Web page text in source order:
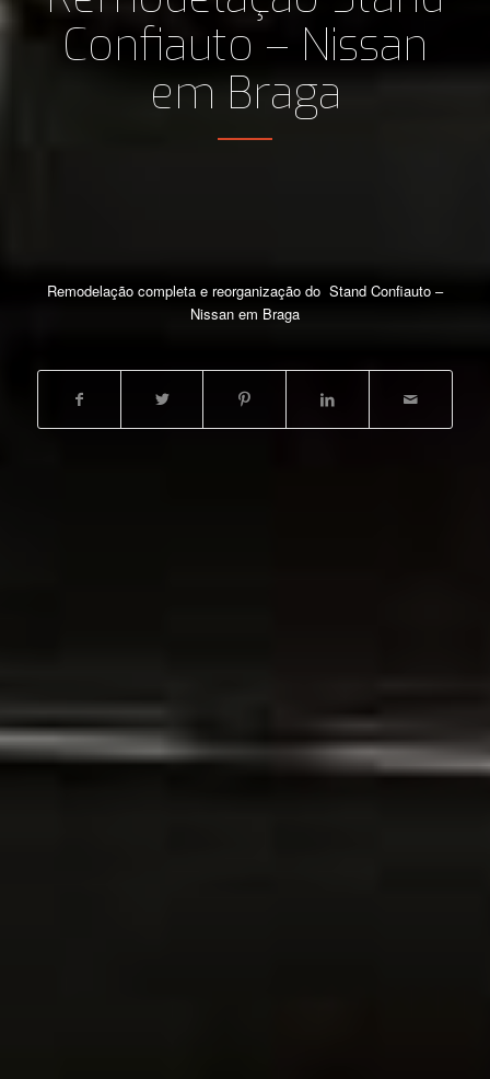
Confiauto – Nissan
em Braga
Remodelação completa e reorganização do Stand Confiauto –
Nissan em Braga